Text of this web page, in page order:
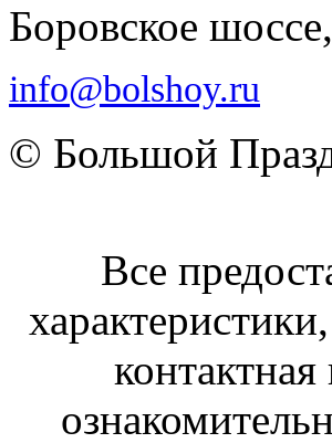
Боровское
info@bolshoy.ru
© Большой
Все